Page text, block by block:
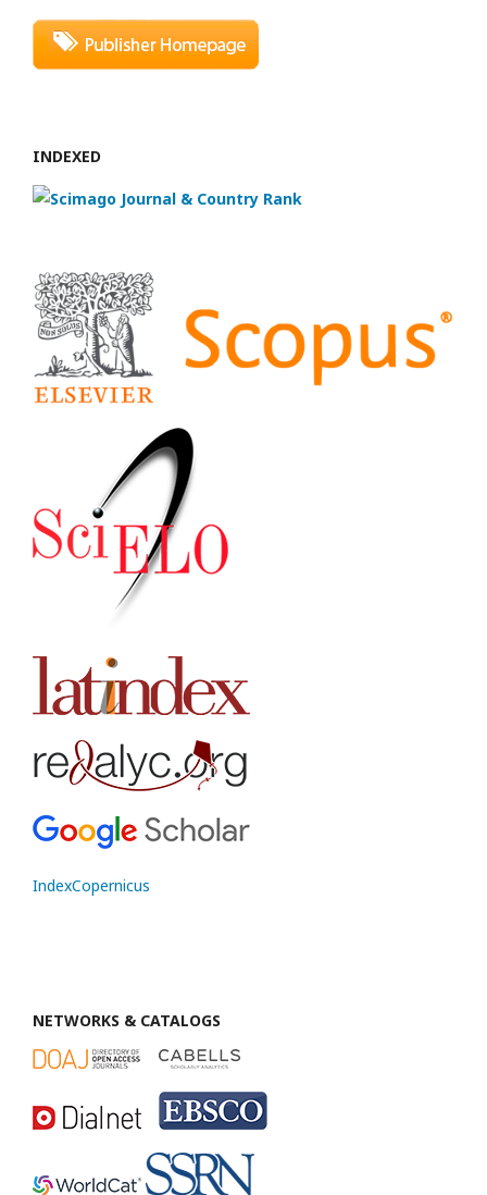
INDEXED
IndexCopernicus
NETWORKS & CATALOGS